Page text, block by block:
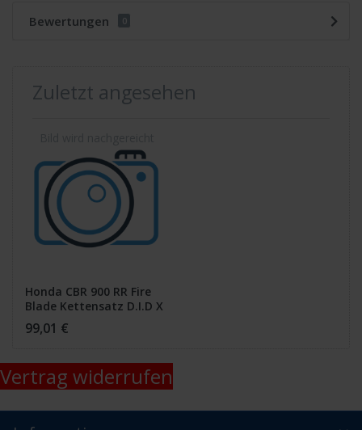
Bewertungen 0
Zuletzt angesehen
Honda CBR 900 RR Fire
Blade Kettensatz D.I.D X
Ring 16x42
99,01 €
Vertrag widerrufen